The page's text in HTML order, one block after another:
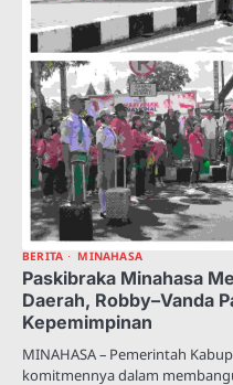
BERITA MINAHASA
Paskibraka Minahasa
Daerah, Robby–Vanda
Kepemimpinan
MINAHASA – Pemerintah
komitmennya dalam